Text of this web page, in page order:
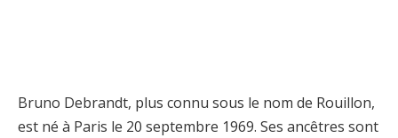
Bruno Debrandt, plus connu sous le nom de Rouillon,
est né à Paris le 20 septembre 1969. Ses ancêtres sont